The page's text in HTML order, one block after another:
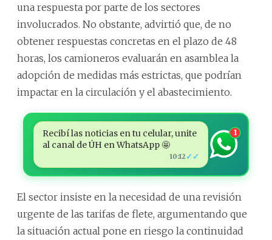
una respuesta por parte de los sectores
involucrados. No obstante, advirtió que, de no
obtener respuestas concretas en el plazo de 48
horas, los camioneros evaluarán en asamblea la
adopción de medidas más estrictas, que podrían
impactar en la circulación y el abastecimiento.
Recibí las noticias en tu celular, unite
al canal de ÚH en WhatsApp 🤩
10:12 ✓✓
1
El sector insiste en la necesidad de una revisión
urgente de las tarifas de flete, argumentando que
la situación actual pone en riesgo la continuidad